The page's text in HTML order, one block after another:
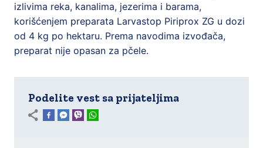
izlivima reka, kanalima, jezerima i barama,
korišćenjem preparata Larvastop Piriprox ZG u dozi
od 4 kg po hektaru. Prema navodima izvođača,
preparat nije opasan za pčele.
Podelite vest sa prijateljima